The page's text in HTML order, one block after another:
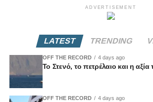
ADVERTISEMENT
LATEST TRENDING
OFF THE RECORD 4 days ago
Το Στενό, το πετρέλαιο και η
OFF THE RECORD 4 days ago